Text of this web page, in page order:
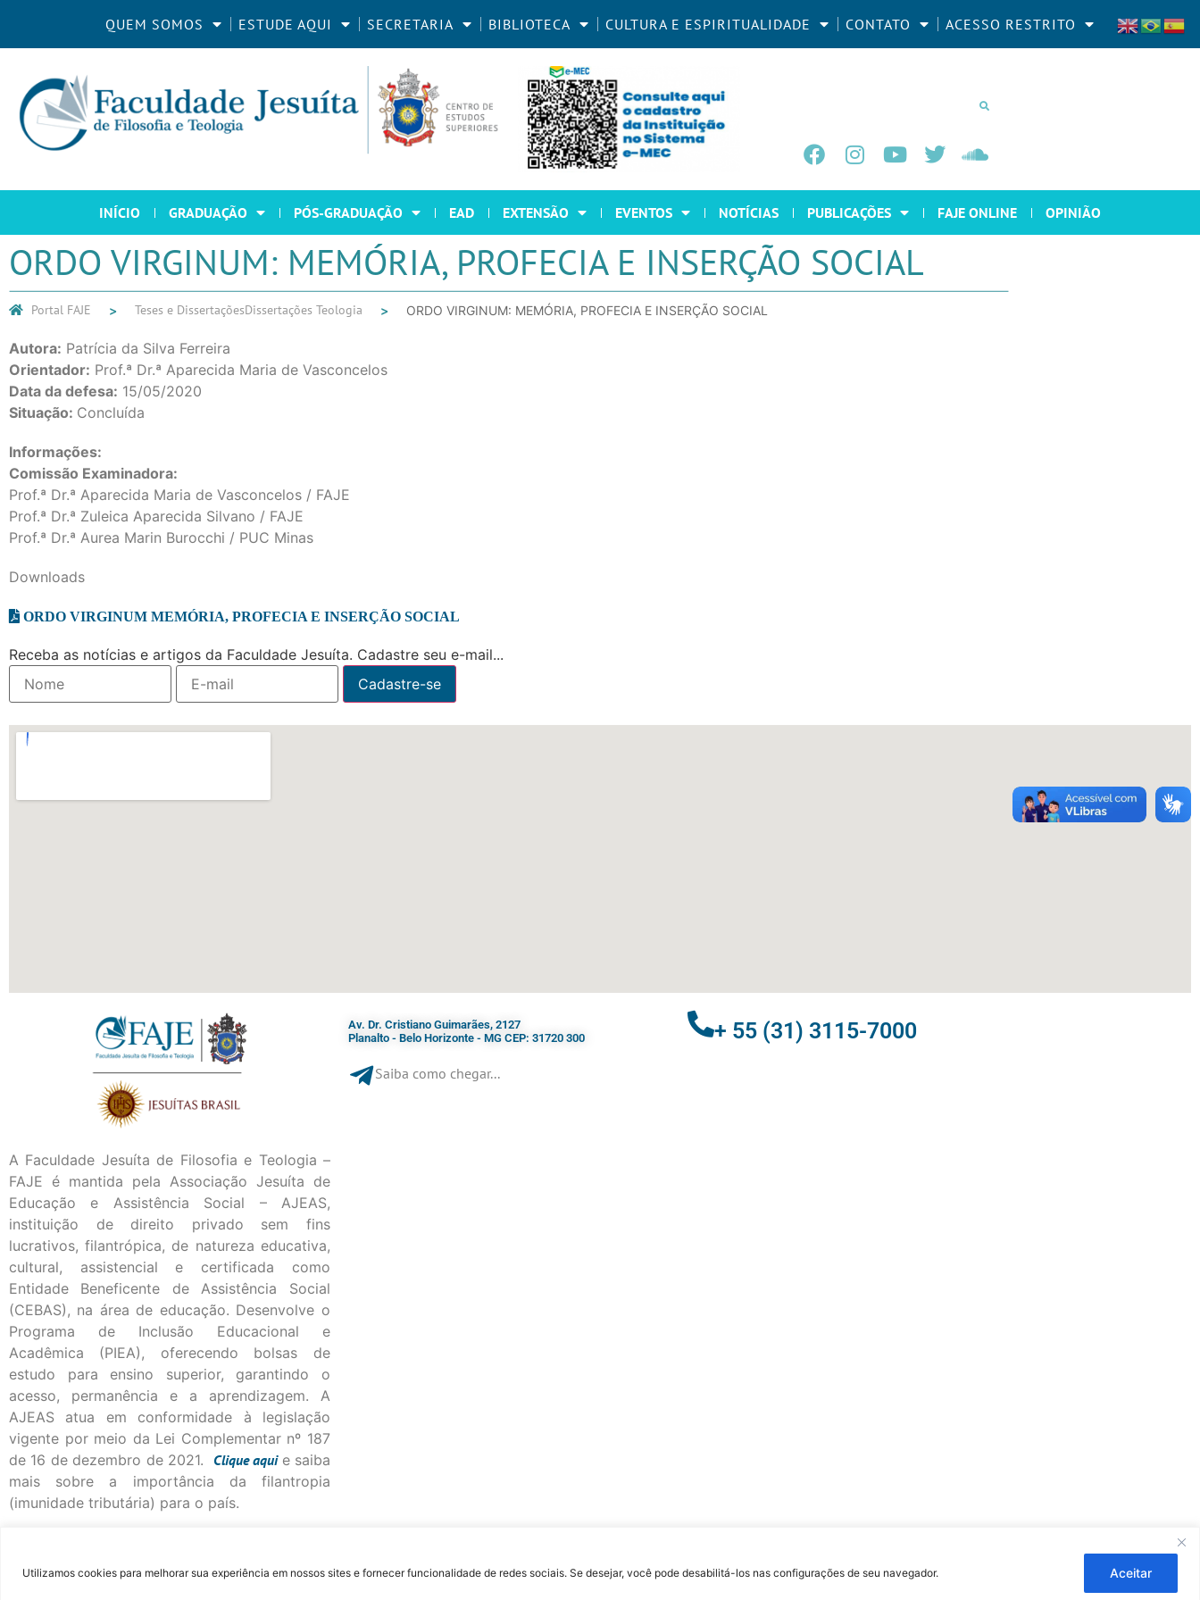
Utilizamos cookies para melhorar sua experiência em nossos sites e fornecer funcionalidade de redes sociais. Se desejar, você pode desabilitá-los nas configurações de seu navegador. Aceitar
QUEM SOMOS ESTUDE AQUI SECRETARIA BIBLIOTECA CULTURA E ESPIRITUALIDADE CONTATO ACESSO RESTRITO
INÍCIO GRADUAÇÃO PÓS-GRADUAÇÃO EAD EXTENSÃO EVENTOS NOTÍCIAS PUBLICAÇÕES FAJE ONLINE OPINIÃO
ORDO VIRGINUM: MEMÓRIA, PROFECIA E INSERÇÃO SOCIAL
Portal FAJE Teses e DissertaçõesDissertações Teologia ORDO VIRGINUM: MEMÓRIA, PROFECIA E INSERÇÃO SOCIAL
Autora: Patrícia da Silva Ferreira
Orientador: Prof.ª Dr.ª Aparecida Maria de Vasconcelos
Data da defesa: 15/05/2020
Situação: Concluída
Informações:
Comissão Examinadora:
Prof.ª Dr.ª Aparecida Maria de Vasconcelos / FAJE
Prof.ª Dr.ª Zuleica Aparecida Silvano / FAJE
Prof.ª Dr.ª Aurea Marin Burocchi / PUC Minas
Downloads
ORDO VIRGINUM MEMÓRIA, PROFECIA E INSERÇÃO SOCIAL
Receba as notícias e artigos da Faculdade Jesuíta. Cadastre seu e-mail...
A Faculdade Jesuíta de Filosofia e Teologia –
FAJE é mantida pela Associação Jesuíta de
Educação e Assistência Social – AJEAS,
instituição de direito privado sem fins
lucrativos, filantrópica, de natureza educativa,
cultural, assistencial e certificada como
Entidade Beneficente de Assistência Social
(CEBAS), na área de educação. Desenvolve o
Programa de Inclusão Educacional e
Acadêmica (PIEA), oferecendo bolsas de
estudo para ensino superior, garantindo o
acesso, permanência e a aprendizagem. A
AJEAS atua em conformidade à legislação
vigente por meio da Lei Complementar nº 187
de 16 de dezembro de 2021. Cliqueaqui e saiba
mais sobre a importância da filantropia
(imunidade tributária) para o país.
Av. Dr. Cristiano Guimarães, 2127
Planalto - Belo Horizonte - MG CEP: 31720 300
Saiba como chegar...
+ 55 (31) 3115-7000​